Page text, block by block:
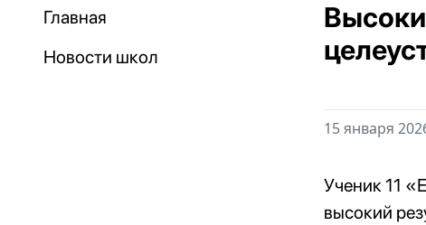
Главная
Новости школ
15 января
Ученик 11
высокий